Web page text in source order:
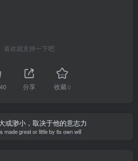
喜欢就支持一下吧
40 分享 收藏0
或渺小，取决于他的意志力
made great or little by its own will